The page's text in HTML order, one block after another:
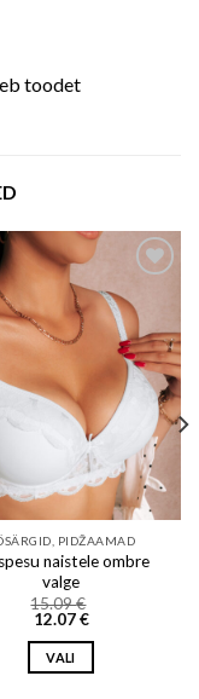
toodet
Add to wishlist
PIDŽAAMAD
naistele ombre
valge
15.09€
12.07€
VALI